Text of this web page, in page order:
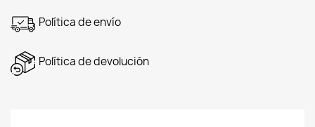
Política de envío
Política de devolución